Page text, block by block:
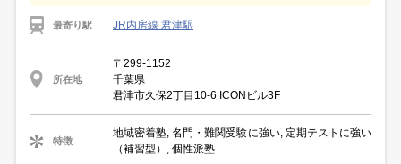
最寄り駅 JR内房線 君津駅
所在地
〒299-1152
千葉県
君津市久保2丁目10-6 ICONビル3F
特徴
地域密着塾, 名門・難関受験に強い, 定期テストに強い
（補習型）, 個性派塾